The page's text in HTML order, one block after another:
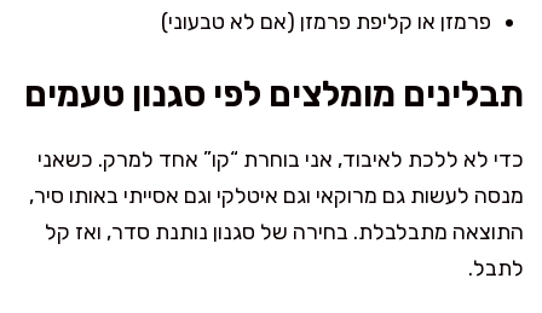
פרמזן או קליפת פרמזן (אם לא טבעוני)
תבלינים מומלצים לפי סגנון טעמים
כדי לא ללכת לאיבוד, אני בוחרת “קו” אחד למרק. כשאני
מנסה לעשות גם מרוקאי וגם איטלקי וגם אסייתי באותו סיר,
התוצאה מתבלבלת. בחירה של סגנון נותנת סדר, ואז קל
לתבל.